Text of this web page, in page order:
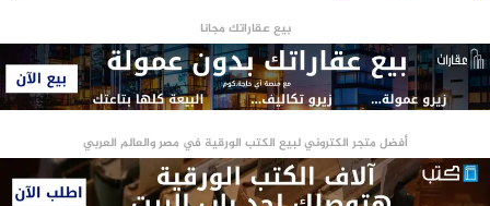
بيع عقاراتك مجانا
أفضل متجر الكتروني لبيع الكتب الورقية في مصر والعالم العربي